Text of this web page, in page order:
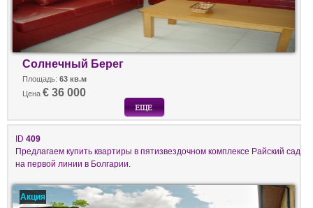
Солнечный Берег
Площадь: 63 кв.м
Цена € 36 000
ID 409
Предлагаем купить квартиры в пятизвездочном комплексе Райский сад
на первой линии в Болгарии.
Акция